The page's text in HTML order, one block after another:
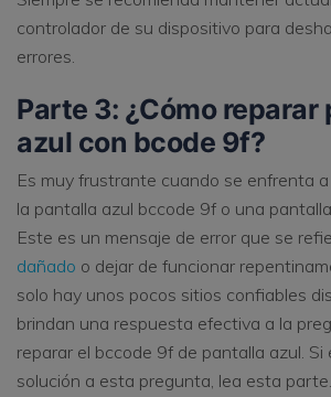
controlador de su dispositivo para
errores.
Parte 3: ¿Cómo reparar
azul con bcode 9f?
Es muy frustrante cuando se enfrenta
la pantalla azul bccode 9f o una
Este es un mensaje de error que se
dañado o dejar de funcionar
solo hay unos pocos sitios confiables
brindan una respuesta efectiva a la
reparar el bccode 9f de pantalla azul.
solución a esta pregunta, lea esta